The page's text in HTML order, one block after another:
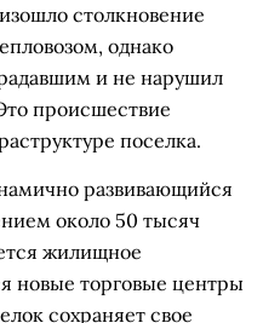
столкновение
однако
и не нарушил
происшествие
поселка.
развивающийся
около 50 тысяч
жилищное
новые торговые центры
сохраняет свое